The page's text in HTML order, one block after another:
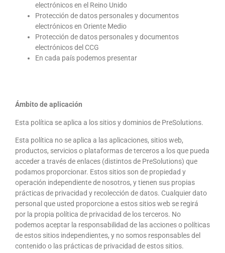
electrónicos en el Reino Unido
Protección de datos personales y documentos
electrónicos en Oriente Medio
Protección de datos personales y documentos
electrónicos del CCG
En cada país podemos presentar
Ámbito de aplicación
Esta política se aplica a los sitios y dominios de PreSolutions.
Esta política no se aplica a las aplicaciones, sitios web,
productos, servicios o plataformas de terceros a los que pueda
acceder a través de enlaces (distintos de PreSolutions) que
podamos proporcionar. Estos sitios son de propiedad y
operación independiente de nosotros, y tienen sus propias
prácticas de privacidad y recolección de datos. Cualquier dato
personal que usted proporcione a estos sitios web se regirá
por la propia política de privacidad de los terceros. No
podemos aceptar la responsabilidad de las acciones o políticas
de estos sitios independientes, y no somos responsables del
contenido o las prácticas de privacidad de estos sitios.